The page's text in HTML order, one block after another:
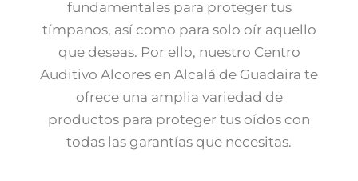
fundamentales para proteger tus
tímpanos, así como para solo oír aquello
que deseas. Por ello, nuestro Centro
Auditivo Alcores en Alcalá de Guadaira te
ofrece una amplia variedad de
productos para proteger tus oídos con
todas las garantías que necesitas.